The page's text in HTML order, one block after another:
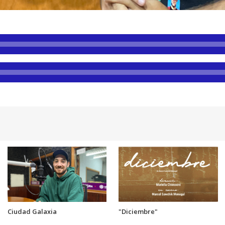
Ciudad Galaxia "Diciembre"